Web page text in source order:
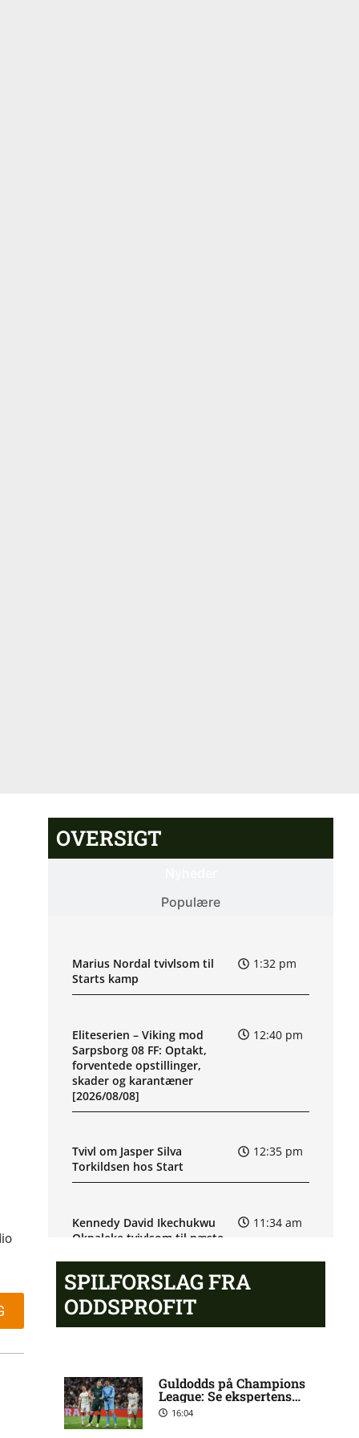
OVERSIGT
Populære
Marius Nordal tvivlsom til
Starts kamp
1:32 pm
Eliteserien – Viking mod
Sarpsborg 08 FF: Optakt,
forventede opstillinger,
skader og karantæner
[2026/08/08]
12:40 pm
Tvivl om Jasper Silva
Torkildsen hos Start
12:35 pm
Kennedy David Ikechukwu
Okpaleke tvivlsom til næste
11:34 am
Sigurd Kvile (Fredrikstad):
skadesstatus
Allsvenskan – Orgryte IS mod
AIK Stockholm: Optakt,
forventede opstillinger,
skader og karantæner
9:52 am
SPILFORSLAG FRA
ODDSPROFIT
Guldodds på Champions
League: Se ekspertens
spilforslag her
16:04